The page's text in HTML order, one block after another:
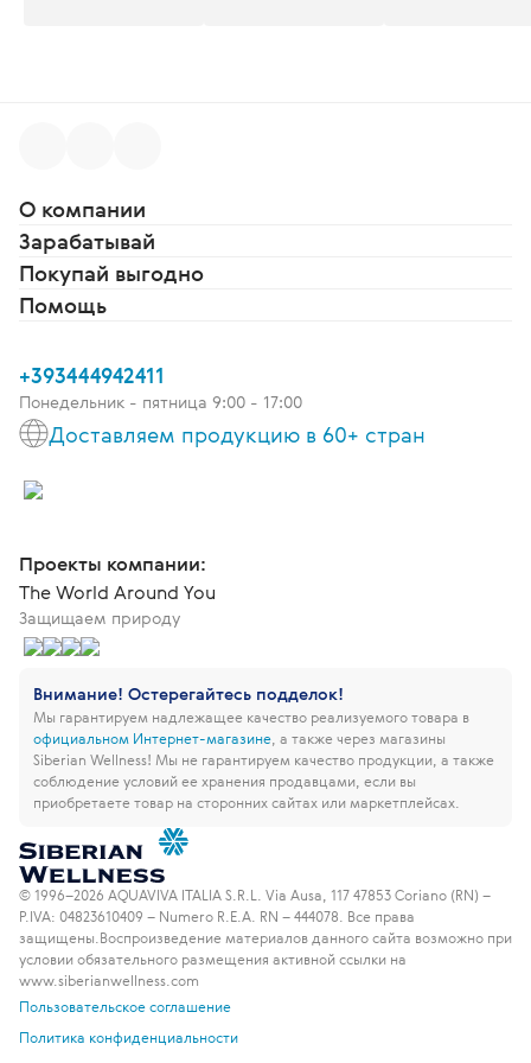
О компании
Зарабатывай
Покупай выгодно
Помощь
+393444942411
Понедельник - пятница 9:00 - 17:00
Доставляем продукцию в 60+ стран
Проекты компании:
The World Around You
Защищаем природу
Внимание! Остерегайтесь подделок!
Мы гарантируем надлежащее качество реализуемого товара в
официальном Интернет-магазине , а также через магазины
Siberian Wellness! Мы не гарантируем качество продукции, а также
соблюдение условий ее хранения продавцами, если вы
приобретаете товар на сторонних сайтах или маркетплейсах.
© 1996–2026 AQUAVIVA ITALIA S.R.L. Via Ausa, 117 47853 Coriano (RN) –
P.IVA: 04823610409 – Numero R.E.A. RN – 444078. Все права
защищены. Воспроизведение материалов данного сайта возможно при
условии обязательного размещения активной ссылки на
www.siberianwellness.com
Пользовательское соглашение
Политика конфиденциальности